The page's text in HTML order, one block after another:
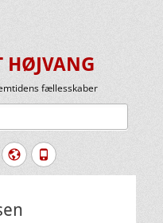
HØJVANG
fællesskaber
Website
Tlf.